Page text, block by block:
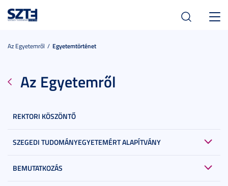
Az Egyetemről Egyetemtörténet
Az Egyetemről
REKTORI KÖSZÖNTŐ
SZEGEDI TUDOMÁNYEGYETEMÉRT ALAPÍTVÁNY
BEMUTATKOZÁS